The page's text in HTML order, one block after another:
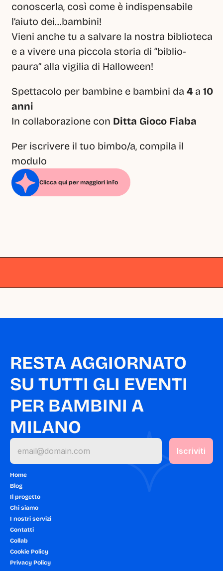
conoscerla, così come è indispensabile
l’aiuto dei...bambini!
Vieni anche tu a salvare la nostra biblioteca
e a vivere una piccola storia di “biblio-
paura” alla vigilia di Halloween!
Spettacolo per bambine e bambini da 4 a 10
anni
In collaborazione con Ditta Gioco Fiaba
Per iscrivere il tuo bimbo/a, compila il
modulo
Clicca qui per maggiori info
RESTA AGGIORNATO
SU TUTTI GLI EVENTI
PER BAMBINI A
MILANO
Home
Blog
Il progetto
Chi siamo
I nostri servizi
Contatti
Collab
Cookie Policy
Privacy Policy